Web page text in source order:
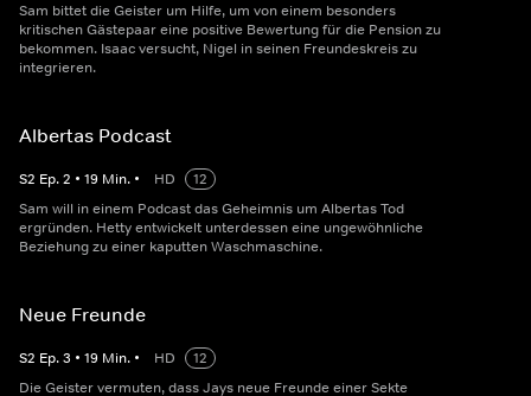
Sam bittet die Geister um Hilfe, um von einem besonders
kritischen Gästepaar eine positive Bewertung für die Pension zu
bekommen. Isaac versucht, Nigel in seinen Freundeskreis zu
integrieren.
Albertas Podcast
S2 Ep.2 • 19 Min. • HD
12
Sam will in einem Podcast das Geheimnis um Albertas Tod
ergründen. Hetty entwickelt unterdessen eine ungewöhnliche
Beziehung zu einer kaputten Waschmaschine.
Neue Freunde
S2 Ep.3 • 19 Min. • HD
12
Die Geister vermuten, dass Jays neue Freunde einer Sekte